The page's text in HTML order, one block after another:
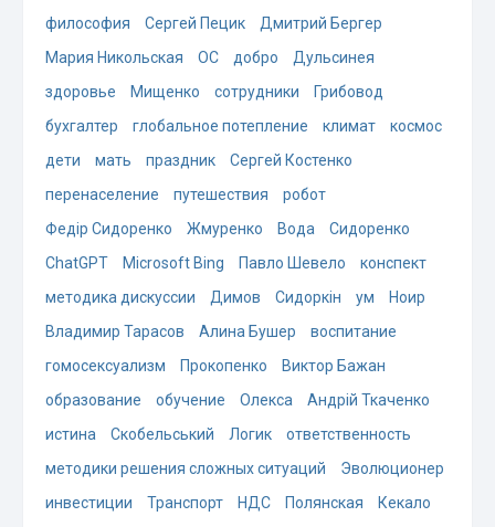
философия
Сергей Пецик
Дмитрий Бергер
Мария Никольская
ОС добро
Дульсинея
здоровье
Мищенко сотрудники
Грибовод
бухгалтер
глобальное потепление климат
космос
дети
мать праздник
Сергей Костенко
перенаселение
путешествия
робот
Федір Сидоренко
Жмуренко Вода
Сидоренко
ChatGPT
Microsoft Bing Павло Шевело
конспект
методика дискуссии
Димов Сидоркін ум
Ноир
Владимир Тарасов
Алина Бушер
воспитание
гомосексуализм
Прокопенко
Виктор Бажан
образование
обучение Олекса
Андрій Ткаченко
истина
Скобельський Логик
ответственность
методики решения сложных ситуаций
Эволюционер
инвестиции
Транспорт НДС Полянская
Кекало